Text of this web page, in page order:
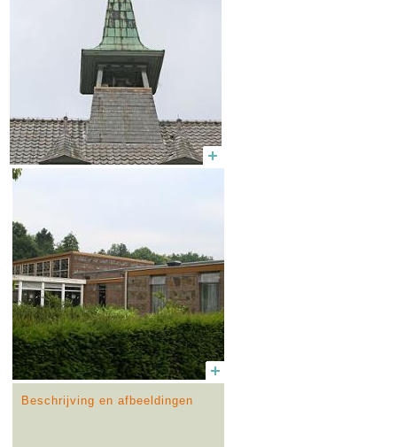
Beschrijving en afbeeldingen